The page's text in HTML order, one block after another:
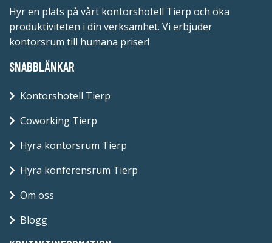
Hyr en plats på vårt kontorshotell Tierp och öka
produktiviteten i din verksamhet. Vi erbjuder
kontorsrum till humana priser!
SNABBLÄNKAR
Kontorshotell Tierp
Coworking Tierp
Hyra kontorsrum Tierp
Hyra konferensrum Tierp
Om oss
Blogg